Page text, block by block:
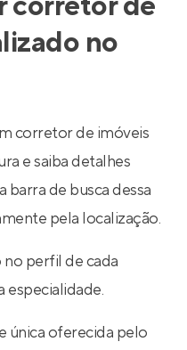
no
corretor de imóveis
e saiba detalhes
barra de busca dessa
pela localização.
no perfil de cada
especialidade.
única oferecida pelo